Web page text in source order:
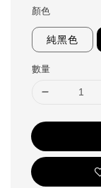
顏色
純黑色
數量